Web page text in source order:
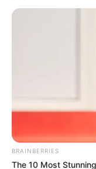
Maltrato animal:
desnutrida y con
Yuli Metaute
Junio 16, 2025
BRAINBERRIES
The 10 Most